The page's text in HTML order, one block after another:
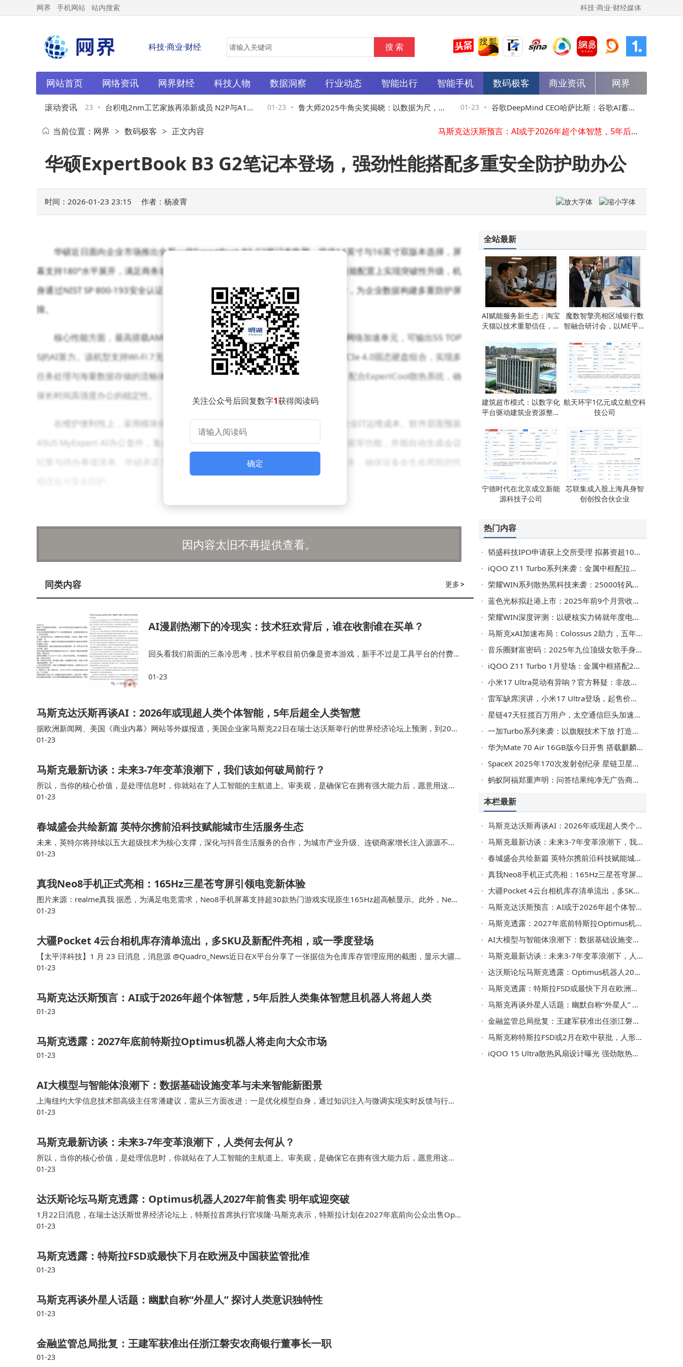
网界 手机网站 站内搜索 科技·商业·财经媒体
科技·商业·财经
网站首页 网络资讯 网界财经 科技人物 数据洞察 行业动态 智能出行 智能手机 数码极客 商业资讯 网界
滚动资讯
人销量：实际 01-23 台积电2nm工艺家族再添新成员 N2P与A16
制程工艺下半年量产在即
01-23 鲁大师2025牛角尖奖揭晓：以数据为尺，丈 01-23 谷歌DeepMind CEO哈萨比斯：谷歌AI蓄势
待发，字节跳动成强劲中国对手
达沃斯论坛马斯克透露：Optimus机器人2027年前售卖 明年或迎突破
马斯克达沃斯再谈AI：2026年或现超人类个体智能，5年后超全人类智慧
马斯克最新访谈：未来3-7年变革浪潮下，我们该如何破局前行？
春城盛会共绘新篇 英特尔携前沿科技赋能城市生活服务生态
真我Neo8手机正式亮相：165Hz三星苍穹屏引领电竞新体验
大疆Pocket 4云台相机库存清单流出，多SKU及新配件亮相，或一季度登场
马斯克透露：2027年底前特斯拉Optimus机器人将走向大众市场
当前位置： 网界 > 数码极客 > 正文内容
华硕ExpertBook B3 G2笔记本登场，强劲性能搭配多重安全防护助办公
时间：2026-01-23 23:15 作者：杨凌霄
华硕近日面向企业市场推出全新一代ExpertBook B3 G2笔记本电脑，提供14英寸与16英寸双版本选择，屏
幕支持180°水平展开，满足商务场景中的多样化使用需求。该机型在安全架构与性能配置上实现突破性升级，机
身通过NIST SP 800-193安全认证，配备双BIOS冗余保护系统与TPM 2.0加密芯片，为企业数据构建多重防护屏
障。
核心性能方面，最高搭载AMD锐龙AI 9 HX处理器，集成专用GPU与NPU神经网络加速单元，可输出55 TOP
S的AI算力。该机型支持Wi-Fi 7无线网络标准，配合最高96GB DDR5内存与3TB PCIe 4.0固态硬盘组合，实现多
任务处理与海量数据存储的流畅体验。2.5K分辨率防眩光屏幕支持144Hz刷新率，配合ExpertCool散热系统，确
保长时间高强度办公的稳定性。
在维护便利性上，采用模块化易拆修设计，关键部件可快速更换，显著降低企业IT运维成本。软件层面预装
ASUS MyExpert AI办公套件，集成智能文档处理、多语言实时翻译、云端文件检索等功能，并能自动生成会议
纪要与待办事项清单。华硕承诺为该机型提供长达五年的BIOS与驱动程序更新服务，确保设备全生命周期的性
关注公众号后回复数字1获得阅读码
确定
因内容太旧不再提供查看。
更多>
同类内容
AI漫剧热潮下的冷现实：技术狂欢背后，谁在收割谁在买单？
回头看我们前面的三条冷思考，技术平权目前仍像是资本游戏，新手不过是工具平台的付费群
女”很大程度上只是概念套利，并未触达女性观众…
01-23
马斯克达沃斯再谈AI：2026年或现超人类个体智能，5年后超全人类智慧
据欧洲新闻网、美国《商业内幕》网站等外媒报道，美国企业家马斯克22日在瑞士达沃斯举行的世界经济论坛上预测，到2026
年底前，人工智能（AI）将变得比任何人类个体更聪明，并将在5年内超越全人类的集体智慧。他还…
01-23
马斯克最新访谈：未来3-7年变革浪潮下，我们该如何破局前行？
所以，当你的核心价值，是处理信息时，你就站在了人工智能的主航道上。审美观，是确保它在拥有强大能力后，愿意用这种
能力去“创造”，而不是去“破坏”的最终保障。未来，可能会比他想的好得多，可能会更糟糕，或者可能是…
01-23
春城盛会共绘新篇 英特尔携前沿科技赋能城市生活服务生态
未来，英特尔将持续以五大超级技术为核心支撑，深化与抖音生活服务的合作，为城市产业升级、连锁商家增长注入源源不断
的科技动能，让数字化技术真正融入城市生活的方方面面，携手行业伙伴共同勾勒“域见美好生活” 的全新…
01-23
真我Neo8手机正式亮相：165Hz三星苍穹屏引领电竞新体验
图片来源：realme真我 据悉，为满足电竞需求，Neo8手机屏幕支持超30款热门游戏实现原生165Hz超高帧显示。此外，Neo8
手机搭载第五代骁龙8处理器、UFS 4.1+LPDDR5X、大气流…
01-23
大疆Pocket 4云台相机库存清单流出，多SKU及新配件亮相，或一季度登场
【太平洋科技】1 月 23 日消息，消息源 @Quadro_News近日在X平台分享了一张据信为仓库库存管理应用的截图，显示大疆
新款手持云台相机 Osmo Pocket 4 已运抵主要零售商处。截图内“…
01-23
马斯克达沃斯预言：AI或于2026年超个体智慧，5年后胜人类集体智慧且机器人将超人类
01-23
马斯克透露：2027年底前特斯拉Optimus机器人将走向大众市场
01-23
AI大模型与智能体浪潮下：数据基础设施变革与未来智能新图景
上海纽约大学信息技术部高级主任常潘建议，需从三方面改进：一是优化模型自身，通过知识注入与微调实现实时反馈与行为
调整；二是利用合成数据提供高密度训练素材，助力AI能力提升；三是实现模型增量学习与决策可追溯，确保…
01-23
马斯克最新访谈：未来3-7年变革浪潮下，人类何去何从？
所以，当你的核心价值，是处理信息时，你就站在了人工智能的主航道上。审美观，是确保它在拥有强大能力后，愿意用这种
能力去“创造”，而不是去“破坏”的最终保障。未来，可能会比他想的好得多，可能会更糟糕，或者可能是…
01-23
达沃斯论坛马斯克透露：Optimus机器人2027年前售卖 明年或迎突破
1月22日消息，在瑞士达沃斯世界经济论坛上，特斯拉首席执行官埃隆·马斯克表示，特斯拉计划在2027年底前向公众出售Opti
mus机器人，届时，你基本上可以让它做任何你想让它做的事情。除了人工智能和自动驾驶以外…
01-23
马斯克透露：特斯拉FSD或最快下月在欧洲及中国获监管批准
01-23
马斯克再谈外星人话题：幽默自称“外星人” 探讨人类意识独特性
01-23
金融监管总局批复：王建军获准出任浙江磐安农商银行董事长一职
01-23
全站最新
AI赋能服务新生态：淘宝
天猫以技术重塑信任，驱
魔数智擎亮相区域银行数
智融合研讨会，以ME平台
建筑超市模式：以数字化
平台驱动建筑业资源整合
航天环宇1亿元成立航空科
技公司
宁德时代在北京成立新能
源科技子公司
芯联集成入股上海具身智
创创投合伙企业
热门内容
韬盛科技IPO申请获上交所受理 拟募资超10亿 地平线位列客户名单
iQOO Z11 Turbo系列来袭：金属中框配拉丝背壳 性能续航影像全面升级
荣耀WIN系列散热黑科技来袭：25000转风扇助力 性能续航双突破
蓝色光标拟赴港上市：2025年前9个月营收净利双增 业绩向好
荣耀WIN深度评测：以硬核实力铸就年度电竞旗舰新标杆
马斯克xAI加速布局：Colossus 2助力，五年内AI算力欲超全球总和
音乐圈财富密码：2025年九位顶级女歌手身家大揭秘
iQOO Z11 Turbo 1月登场：金属中框搭配2亿主摄，中端机市场再添劲旅
小米17 Ultra晃动有异响？官方释疑：非故障且不影响使用
雷军缺席演讲，小米17 Ultra登场，起售价上扬，高端市场再发力
星链47天狂揽百万用户，太空通信巨头加速改写全球规则
一加Turbo系列来袭：以旗舰技术下放 打造同档性能续航双强机
华为Mate 70 Air 16GB版今日开售 搭载麒麟9020A芯片性能升级
SpaceX 2025年170次发射创纪录 星链卫星在轨超九千颗
蚂蚁阿福郑重声明：问答结果纯净无广告商业干扰 守护专业客观
本栏最新
马斯克达沃斯再谈AI：2026年或现超人类个体智能，5年后超全人类智慧
马斯克最新访谈：未来3-7年变革浪潮下，我们该如何破局前行？
春城盛会共绘新篇 英特尔携前沿科技赋能城市生活服务生态
真我Neo8手机正式亮相：165Hz三星苍穹屏引领电竞新体验
大疆Pocket 4云台相机库存清单流出，多SKU及新配件亮相，或一季度登场
马斯克达沃斯预言：AI或于2026年超个体智慧，5年后胜人类集体智慧且机器人将超人类
马斯克透露：2027年底前特斯拉Optimus机器人将走向大众市场
AI大模型与智能体浪潮下：数据基础设施变革与未来智能新图景
马斯克最新访谈：未来3-7年变革浪潮下，人类何去何从？
达沃斯论坛马斯克透露：Optimus机器人2027年前售卖 明年或迎突破
马斯克透露：特斯拉FSD或最快下月在欧洲及中国获监管批准
马斯克再谈外星人话题：幽默自称“外星人” 探讨人类意识独特性
金融监管总局批复：王建军获准出任浙江磐安农商银行董事长一职
马斯克称特斯拉FSD或2月在欧中获批，人形机器人明年年底将面向公众销售
iQOO 15 Ultra散热风扇设计曝光 强劲散热助力性能持久释放